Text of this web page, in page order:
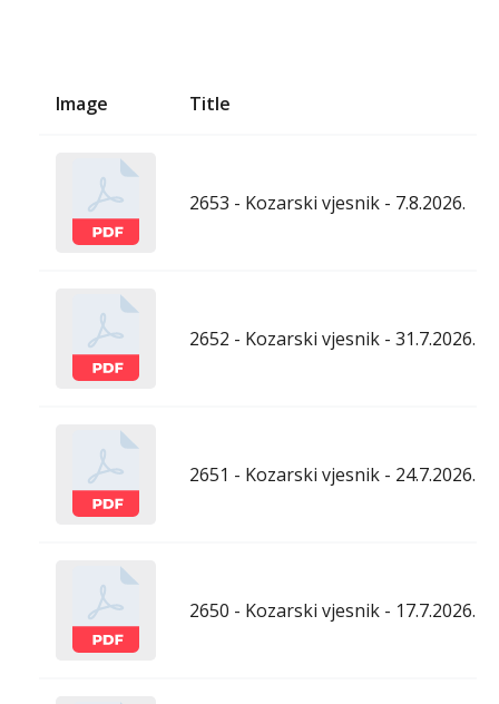
Image Title
2653 - Kozarski vjesnik - 7.8.2026.
2652 - Kozarski vjesnik - 31.7.2026.
2651 - Kozarski vjesnik - 24.7.2026.
2650 - Kozarski vjesnik - 17.7.2026.